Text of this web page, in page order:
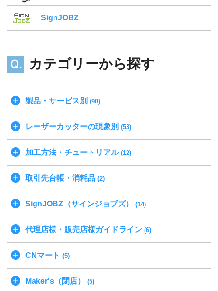
SignJOBZ
カテゴリーから探す
製品・サービス別 (90)
レーザーカッターの現象別 (53)
加工方法・チュートリアル(12)
取引先台帳・消耗品 (2)
SignJOBZ（サインジョブズ） (14)
代理店様・販売店様ガイドライン (6)
CNマート (5)
Maker's（閉店） (5)